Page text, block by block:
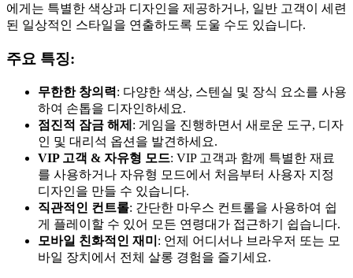
에게는 특별한 색상과 디자인을 제공하거나, 일반 고객이 세련
된 일상적인 스타일을 연출하도록 도울 수도 있습니다.
주요 특징:
무한한 창의력: 다양한 색상, 스텐실 및 장식 요소를 사용
하여 손톱을 디자인하세요.
점진적 잠금 해제 : 게임을 진행하면서 새로운 도구, 디자
인 및 대리석 옵션을 발견하세요.
VIP 고객 & 자유형 모드: VIP 고객과 함께 특별한 재료
를 사용하거나 자유형 모드에서 처음부터 사용자 지정
디자인을 만들 수 있습니다.
직관적인 컨트롤: 간단한 마우스 컨트롤을 사용하여 쉽
게 플레이할 수 있어 모든 연령대가 접근하기 쉽습니다.
모바일 친화적인 재미 : 언제 어디서나 브라우저 또는 모
바일 장치에서 전체 살롱 경험을 즐기세요.